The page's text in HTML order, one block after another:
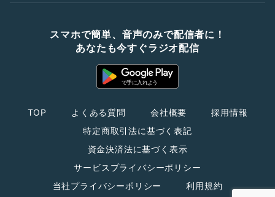
スマホで簡単、音声のみで配信者に！
あなたも今すぐラジオ配信
TOP よくある質問 会社概要
採用情報
特定商取引法に基づく表記
資金決済法に基づく表示
サービスプライバシーポリシー
当社プライバシーポリシー
利用規約